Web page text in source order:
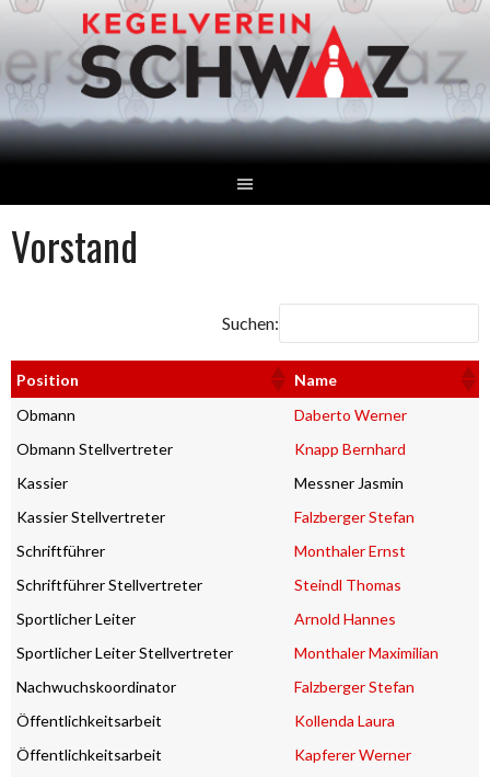
Springe
Inhalt
Vorstand
Suchen:
Position
Name
Obmann
Daberto Werner
Obmann Stellvertreter
Knapp Bernhard
Kassier
Messner Jasmin
Kassier Stellvertreter
Falzberger Stefan
Schriftführer
Monthaler Ernst
Schriftführer Stellvertreter
Steindl Thomas
Sportlicher Leiter
Arnold Hannes
Sportlicher Leiter Stellvertreter
Monthaler Maximilian
Nachwuchskoordinator
Falzberger Stefan
Öffentlichkeitsarbeit
Kollenda Laura
Öffentlichkeitsarbeit
Kapferer Werner